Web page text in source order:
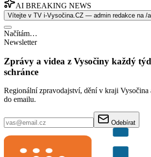
AI BREAKING NEWS
Vítejte v TV i-Vysočina.CZ — admin redakce na /
Načítám…
Newsletter
Zprávy a videa z Vysočiny každý
schránce
Regionální zpravodajství, dění v kraji
do emailu.
Odebírat